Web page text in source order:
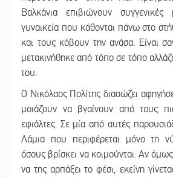
Βαλκάνια επιβιώνουν
γυναικεία που κάθονται πάνω στο
και τους κόβουν την ανάσα. Είναι
μετακινήθηκε από τόπο σε τόπο
του.
Ο Νικόλαος Πολίτης διασώζει
μοιάζουν να βγαίνουν από τους
εφιάλτες. Σε μία από αυτές
Λάμια που περιφέρεται μόνο τη
όσους βρίσκει να κοιμούνται. Αν
να της αρπάξει το φέσι, εκείνη